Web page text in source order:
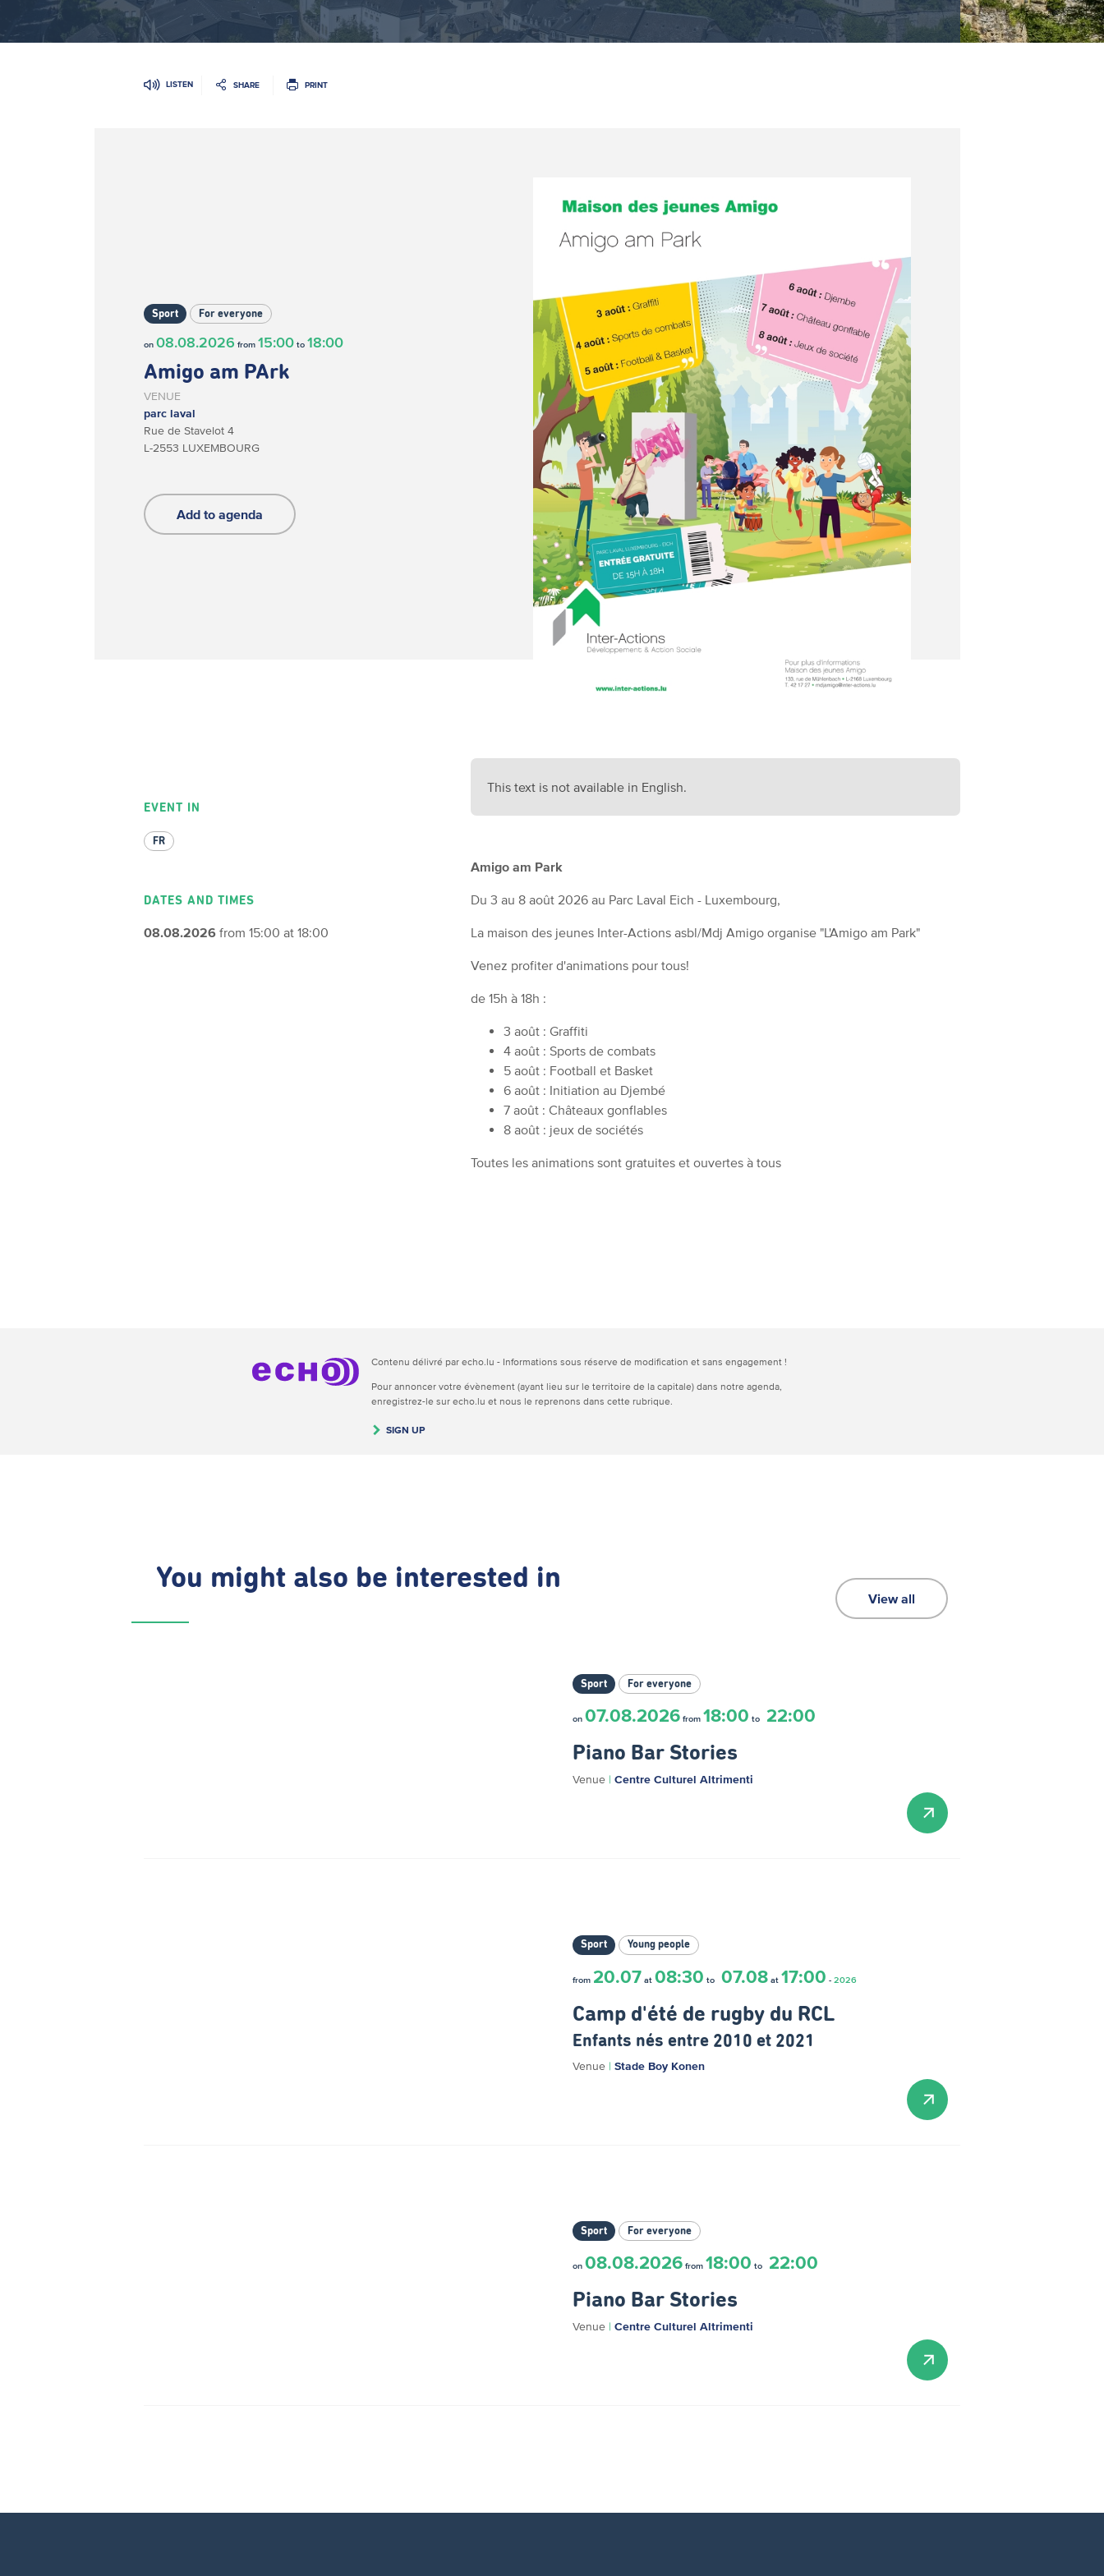
LISTEN SHARE PRINT
Sport For everyone
on 08.08.2026 from 15:00 to 18:00
Amigo am PArk
VENUE
parc laval
Rue de Stavelot 4
L-2553 LUXEMBOURG
Add to agenda
EVENT IN
FR
DATES AND TIMES
08.08.2026 from 15:00 at 18:00
This text is not available in English.
Amigo am Park
Du 3 au 8 août 2026 au Parc Laval Eich - Luxembourg,
La maison des jeunes Inter-Actions asbl/Mdj Amigo organise "L'Amigo am Park"
Venez profiter d'animations pour tous!
de 15h à 18h :
3 août : Graffiti
4 août : Sports de combats
5 août : Football et Basket
6 août : Initiation au Djembé
7 août : Châteaux gonflables
8 août : jeux de sociétés
Toutes les animations sont gratuites et ouvertes à tous
Contenu délivré par echo.lu - Informations sous réserve de modification et sans engagement !
Pour annoncer votre évènement (ayant lieu sur le territoire de la capitale) dans notre agenda,
enregistrez-le sur echo.lu et nous le reprenons dans cette rubrique.
SIGN UP
You might also be interested in
View all
Sport For everyone
on 07.08.2026 from 18:00 to 22:00
Piano Bar Stories
Venue | Centre Culturel Altrimenti
Sport Young people
from 20.07 at 08:30 to 07.08 at 17:00 - 2026
Camp d'été de rugby du RCL
Enfants nés entre 2010 et 2021
Venue | Stade Boy Konen
Sport For everyone
on 08.08.2026 from 18:00 to 22:00
Piano Bar Stories
Venue | Centre Culturel Altrimenti